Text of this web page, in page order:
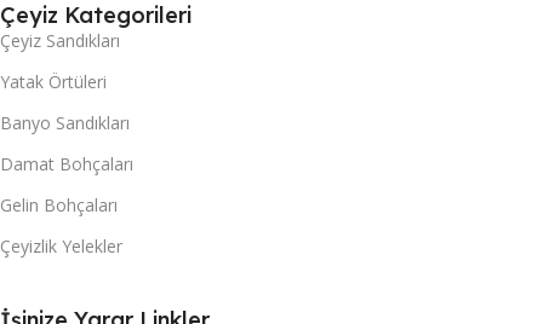
Çeyiz Kategorileri
Çeyiz Sandıkları
Yatak Örtüleri
Banyo Sandıkları
Damat Bohçaları
Gelin Bohçaları
Çeyizlik Yelekler